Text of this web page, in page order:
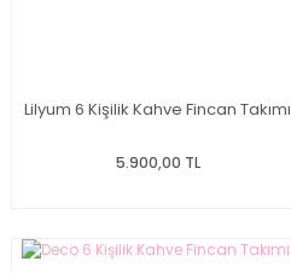
Lilyum 6 Kişilik Kahve Fincan Takımı
5.900,00 TL